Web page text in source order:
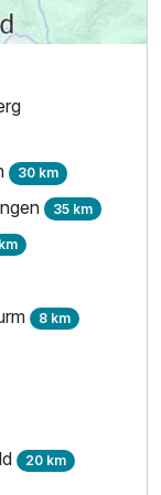
30 km
35 km
8 km
20 km